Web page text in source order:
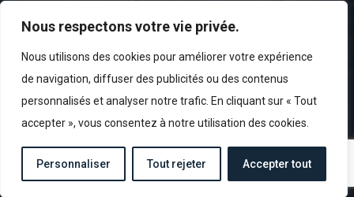
Nous respectons votre vie privée.
Nous utilisons des cookies pour améliorer votre expérience
de navigation, diffuser des publicités ou des contenus
personnalisés et analyser notre trafic. En cliquant sur « Tout
accepter », vous consentez à notre utilisation des cookies.
Personnaliser Tout rejeter Accepter tout
Lotissement Omaha Center
F-14710 Colleville sur Mer
02 31 22 00 55
contact@overlordmuseum.com
NOUS CONTACTER